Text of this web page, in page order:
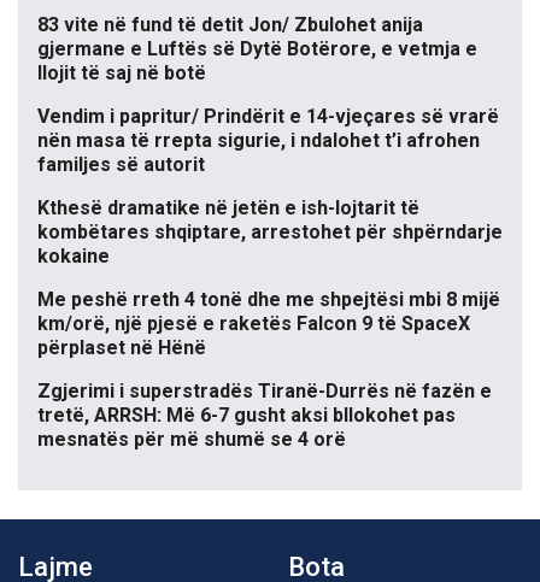
83 vite në fund të detit Jon/ Zbulohet anija
gjermane e Luftës së Dytë Botërore, e vetmja e
llojit të saj në botë
Vendim i papritur/ Prindërit e 14-vjeçares së vrarë
nën masa të rrepta sigurie, i ndalohet t’i afrohen
familjes së autorit
Kthesë dramatike në jetën e ish-lojtarit të
kombëtares shqiptare, arrestohet për shpërndarje
kokaine
Me peshë rreth 4 tonë dhe me shpejtësi mbi 8 mijë
km/orë, një pjesë e raketës Falcon 9 të SpaceX
përplaset në Hënë
Zgjerimi i superstradës Tiranë-Durrës në fazën e
tretë, ARRSH: Më 6-7 gusht aksi bllokohet pas
mesnatës për më shumë se 4 orë
Lajme Bota